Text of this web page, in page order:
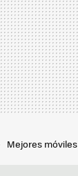
Mejores móviles